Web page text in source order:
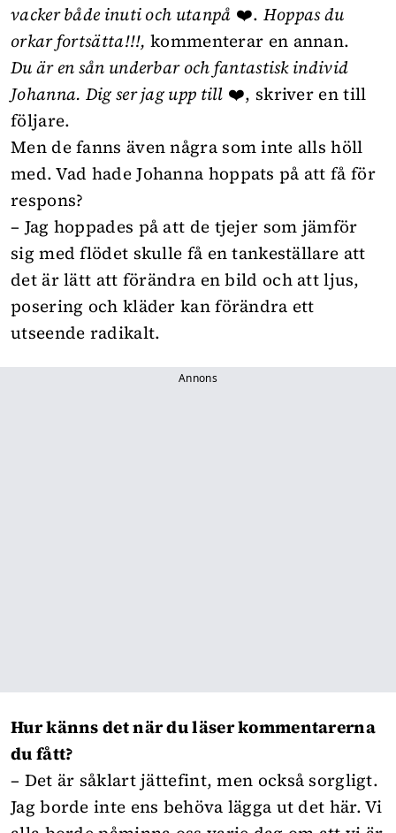
vacker både inuti och utanpå ❤️. Hoppas du
orkar fortsätta!!!,kommenterar en annan.
Du är en sån underbar och fantastisk individ
Johanna. Dig ser jag upp till ❤️, skriver en till
följare.
Men de fanns även några som inte alls höll
med. Vad hade Johanna hoppats på att få för
respons?
– Jag hoppades på att de tjejer som jämför
sig med flödet skulle få en tankeställare att
det är lätt att förändra en bild och att ljus,
posering och kläder kan förändra ett
utseende radikalt.
Annons
Hur känns det när du läser kommentarerna
du fått?
– Det är såklart jättefint, men också sorgligt.
Jag borde inte ens behöva lägga ut det här. Vi